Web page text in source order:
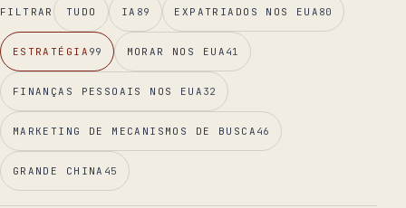
FILTRAR TUDO IA 89 EXPATRIADOS NOS EUA 80
ESTRATÉGIA 99 MORAR NOS EUA 41
FINANÇAS PESSOAIS NOS EUA 32
MARKETING DE MECANISMOS DE BUSCA 46
GRANDE CHINA 45